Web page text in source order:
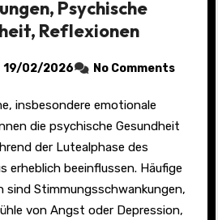
Psychische
Reflexionen
19/02/2026 No Comments
die psychische Gesundheit
der Lutealphase des
erheblich beeinflussen. Häufige
sind Stimmungsschwankungen,
von Angst oder Depression,